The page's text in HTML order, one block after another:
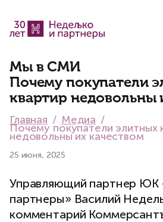
Мы в СМИ
Почему покупатели
квартир недовольны
Главная Медиа
Почему покупатели элитных
недовольны их качеством
25 июня, 2025
Управляющий партнер ЮК
партнеры» Василий
комментарий